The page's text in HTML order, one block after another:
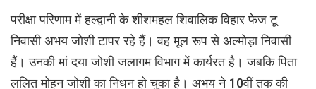
परीक्षा परिणाम में हल्द्वानी के शीशमहल शिवालिक विहार फेज टू
निवासी अभय जोशी टापर रहे हैं। वह मूल रूप से अल्मोड़ा निवासी
हैं। उनकी मां दया जोशी जलागम विभाग में कार्यरत है। जबकि पिता
ललित मोहन जोशी का निधन हो चुका है। अभय ने 10वीं तक की